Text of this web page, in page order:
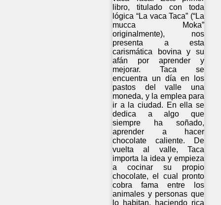
libro, titulado con toda
lógica “La vaca Taca” (“La
mucca Moka”
originalmente), nos
presenta a esta
carismática bovina y su
afán por aprender y
mejorar. Taca se
encuentra un día en los
pastos del valle una
moneda, y la emplea para
ir a la ciudad. En ella se
dedica a algo que
siempre ha soñado,
aprender a hacer
chocolate caliente. De
vuelta al valle, Taca
importa la idea y empieza
a cocinar su propio
chocolate, el cual pronto
cobra fama entre los
animales y personas que
lo habitan, haciendo rica